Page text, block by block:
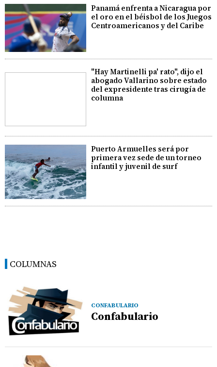
Panamá enfrenta a Nicaragua por
el oro en el béisbol de los Juegos
Centroamericanos y del Caribe
"Hay Martinelli pa' rato", dijo el
abogado Vallarino sobre estado
del expresidente tras cirugía de
columna
Puerto Armuelles será por
primera vez sede de un torneo
infantil y juvenil de surf
COLUMNAS
CONFABULARIO
Confabulario